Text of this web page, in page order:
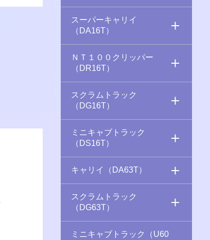
スーパーキャリイ
（DA16T）
ＮＴ１００クリッパー
（DR16T）
スクラムトラック
（DG16T）
ミニキャブトラック
（DS16T）
キャリイ（DA63T）
スクラムトラック
（DG63T）
ミニキャブトラック（U60